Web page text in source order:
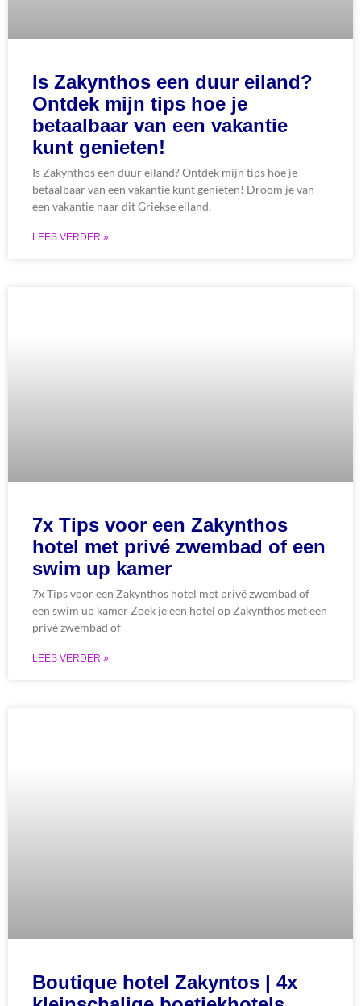
Is Zakynthos een duur eiland?
Ontdek mijn tips hoe je
betaalbaar van een vakantie
kunt genieten!
Is Zakynthos een duur eiland? Ontdek mijn tips hoe je
betaalbaar van een vakantie kunt genieten! Droom je van
een vakantie naar dit Griekse eiland,
LEES VERDER »
7x Tips voor een Zakynthos
hotel met privé zwembad of een
swim up kamer
7x Tips voor een Zakynthos hotel met privé zwembad of
een swim up kamer Zoek je een hotel op Zakynthos met een
privé zwembad of
LEES VERDER »
Boutique hotel Zakyntos | 4x